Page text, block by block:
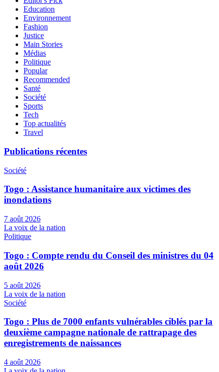
Education
Environnement
Fashion
Justice
Main Stories
Médias
Politique
Popular
Recommended
Santé
Société
Sports
Tech
Top actualités
Travel
Publications récentes
Société
Togo : Assistance humanitaire aux victimes des
inondations
7 août 2026
La voix de la nation
Politique
Togo : Compte rendu du Conseil des ministres du 04
août 2026
5 août 2026
La voix de la nation
Société
Togo : Plus de 7000 enfants vulnérables ciblés par la
deuxième campagne nationale de rattrapage des
enregistrements de naissances
4 août 2026